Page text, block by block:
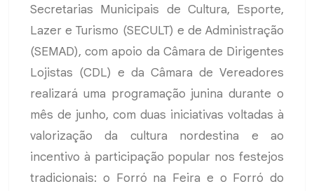
Secretarias Municipais de Cultura, Esporte,
Lazer e Turismo (SECULT) e de Administração
(SEMAD), com apoio da Câmara de Dirigentes
Lojistas (CDL) e da Câmara de Vereadores
realizará uma programação junina durante o
mês de junho, com duas iniciativas voltadas à
valorização da cultura nordestina e ao
incentivo à participação popular nos festejos
tradicionais: o Forró na Feira e o Forró do